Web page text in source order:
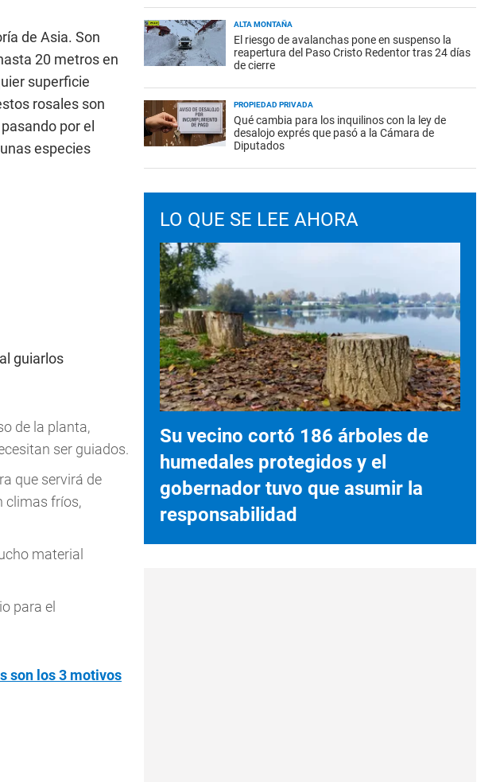
de Asia. Son
20 metros en
superficie
rosales son
por el
especies
guiarlos
de la planta,
ser guiados.
que servirá de
climas fríos,
material
para el
son los 3 motivos
ALTA MONTAÑA
El riesgo de avalanchas pone en suspenso la
reapertura del Paso Cristo Redentor tras 24 días
de cierre
PROPIEDAD PRIVADA
Qué cambia para los inquilinos con la ley de
desalojo exprés que pasó a la Cámara de
Diputados
LO QUE SE LEE AHORA
Su vecino cortó 186 árboles de
humedales protegidos y el
gobernador tuvo que asumir la
responsabilidad